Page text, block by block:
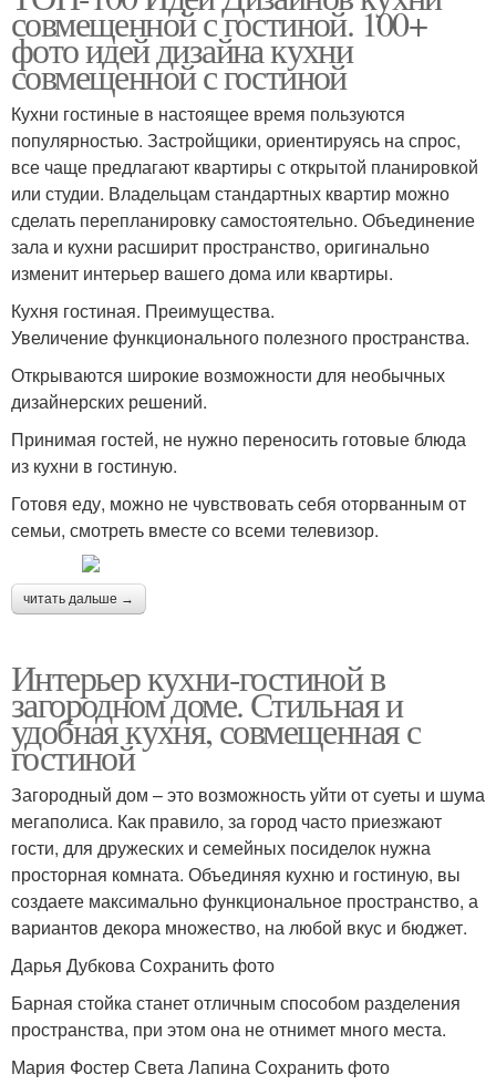
совмещенной с гостиной. 100+
фото идей дизайна кухни
совмещенной с гостиной
Кухни гостиные в настоящее время пользуются
популярностью. Застройщики, ориентируясь на спрос,
все чаще предлагают квартиры с открытой планировкой
или студии. Владельцам стандартных квартир можно
сделать перепланировку самостоятельно. Объединение
зала и кухни расширит пространство, оригинально
изменит интерьер вашего дома или квартиры.
Кухня гостиная. Преимущества.
Увеличение функционального полезного пространства.
Открываются широкие возможности для необычных
дизайнерских решений.
Принимая гостей, не нужно переносить готовые блюда
из кухни в гостиную.
Готовя еду, можно не чувствовать себя оторванным от
семьи, смотреть вместе со всеми телевизор.
читать дальше →
Интерьер кухни-гостиной в
загородном доме. Стильная и
удобная кухня, совмещенная с
гостиной
Загородный дом – это возможность уйти от суеты и шума
мегаполиса. Как правило, за город часто приезжают
гости, для дружеских и семейных посиделок нужна
просторная комната. Объединяя кухню и гостиную, вы
создаете максимально функциональное пространство, а
вариантов декора множество, на любой вкус и бюджет.
Дарья Дубкова Сохранить фото
Барная стойка станет отличным способом разделения
пространства, при этом она не отнимет много места.
Мария Фостер Света Лапина Сохранить фото